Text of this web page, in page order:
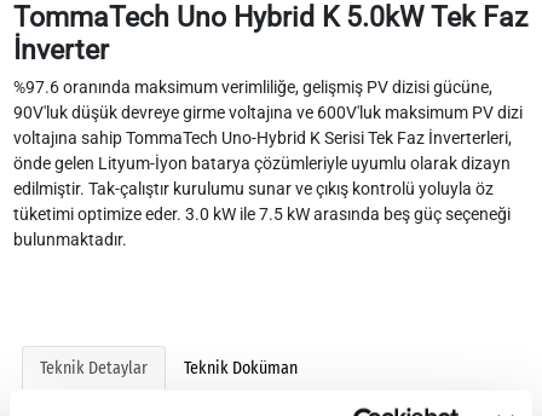
TommaTech Uno Hybrid K 5.0kW Tek Faz
İnverter
%97.6 oranında maksimum verimliliğe, gelişmiş PV dizisi gücüne,
90V'luk düşük devreye girme voltajına ve 600V'luk maksimum PV dizi
voltajına sahip TommaTech Uno-Hybrid K Serisi Tek Faz İnverterleri,
önde gelen Lityum-İyon batarya çözümleriyle uyumlu olarak dizayn
edilmiştir. Tak-çalıştır kurulumu sunar ve çıkış kontrolü yoluyla öz
tüketimi optimize eder. 3.0 kW ile 7.5 kW arasında beş güç seçeneği
bulunmaktadır.
Teknik Detaylar Teknik Doküman